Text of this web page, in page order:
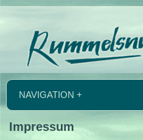
NAVIGATION +
Impressum